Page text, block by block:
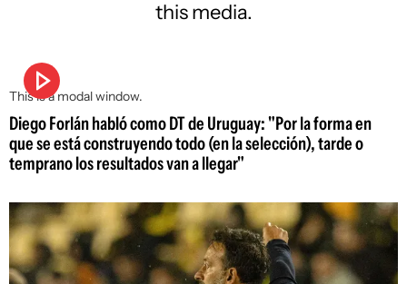
This is a modal window.
this media.
Diego Forlán habló como DT de Uruguay: "Por la forma en
que se está construyendo todo (en la selección), tarde o
temprano los resultados van a llegar"